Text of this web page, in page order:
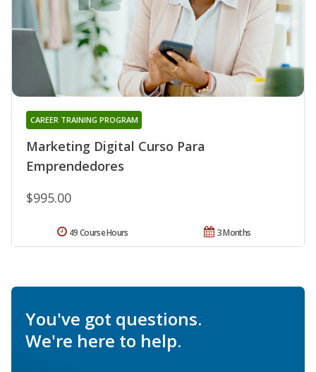
Marketing Digital Curso Para
Emprendedores
CAREER TRAINING PROGRAM
$995.00
3 Months
49 Course Hours
You've got questions.
We're here to help.